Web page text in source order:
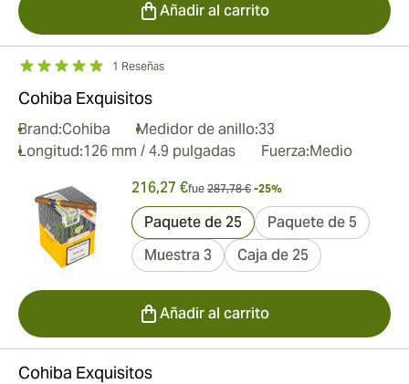
Añadir al carrito
1 Reseñas
Cohiba Exquisitos
Brand:Cohiba Medidor de anillo:33
Longitud:126 mm / 4.9 pulgadas Fuerza:Medio
216,27 €fue 287,78 € -25%
Paquete de 25
Paquete de 5
Muestra 3
Caja de 25
Añadir al carrito
Cohiba Exquisitos